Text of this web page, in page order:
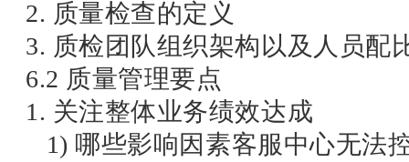
2. 质量检查的定义
3. 质检团队组织架构以及人员配
6.2 质量管理要点
1. 关注整体业务绩效达成
1) 哪些影响因素客服中心无法